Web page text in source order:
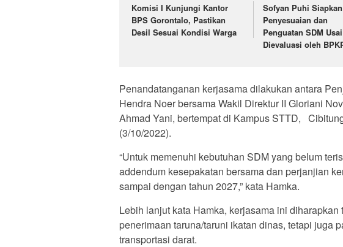
Komisi I Kunjungi Kantor
BPS Gorontalo, Pastikan
Desil Sesuai Kondisi Warga
Sofyan Puhi Siapkan
Penyesuaian dan
Penguatan SDM Usai
Dievaluasi oleh
Penandatanganan kerjasama dilakukan antara
Hendra Noer bersama Wakil Direktur II Gloriani
Ahmad Yani, bertempat di Kampus STTD,
(3/10/2022).
“Untuk memenuhi kebutuhan SDM yang belum
addendum kesepakatan bersama dan perjanjian
sampai dengan tahun 2027,” kata Hamka.
Lebih lanjut kata Hamka, kerjasama ini
penerimaan taruna/taruni ikatan dinas, tetapi juga
transportasi darat.